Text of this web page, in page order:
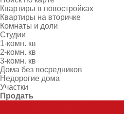
Квартиры в новостройках
Квартиры на вторичке
Комнаты и доли
Студии
1-комн. кв
2-комн. кв
3-комн. кв
Дома без посредников
Недорогие дома
Участки
Продать